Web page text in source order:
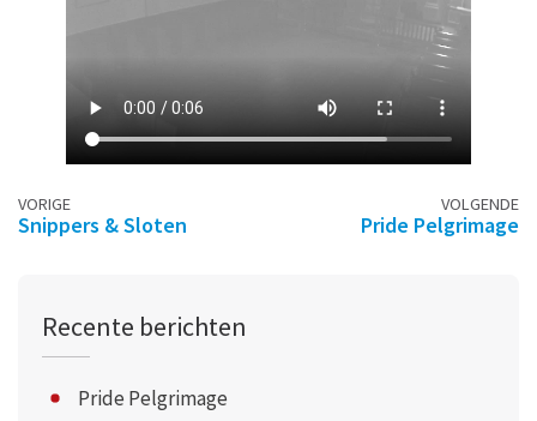
Berichtennavigatie
VORIGE
Snippers & Sloten
VOLGENDE
Pride Pelgrimage
Recente berichten
Pride Pelgrimage